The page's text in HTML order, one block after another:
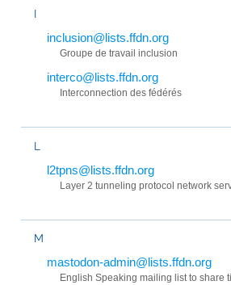
I
inclusion@lists.ffdn.org
Groupe de travail inclusion
interco@lists.ffdn.org
Interconnection des fédérés
L
l2tpns@lists.ffdn.org
Layer 2 tunneling protocol network
M
mastodon-admin@lists.ffdn.org
English Speaking mailing list to share